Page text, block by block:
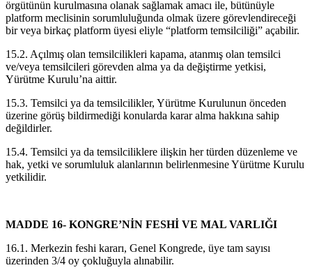
örgütünün kurulmasına olanak sağlamak amacı ile, bütünüyle
platform meclisinin sorumluluğunda olmak üzere görevlendireceği
bir veya birkaç platform üyesi eliyle “platform temsilciliği” açabilir.
15.2. Açılmış olan temsilcilikleri kapama, atanmış olan temsilci
ve/veya temsilcileri görevden alma ya da değiştirme yetkisi,
Yürütme Kurulu’na aittir.
15.3. Temsilci ya da temsilcilikler, Yürütme Kurulunun önceden
üzerine görüş bildirmediği konularda karar alma hakkına sahip
değildirler.
15.4. Temsilci ya da temsilciliklere ilişkin her türden düzenleme ve
hak, yetki ve sorumluluk alanlarının belirlenmesine Yürütme Kurulu
yetkilidir.
MADDE 16- KONGRE’NİN FESHİ VE MAL VARLIĞI
16.1. Merkezin feshi kararı, Genel Kongrede, üye tam sayısı
üzerinden 3/4 oy çokluğuyla alınabilir.